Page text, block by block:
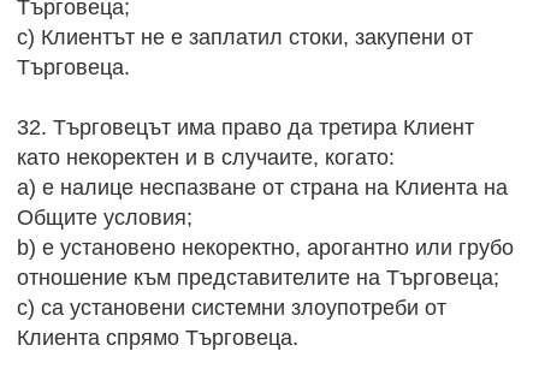
Търговеца;
c) Клиентът не е заплатил стоки, закупени от
Търговеца.
32. Търговецът има право да третира Клиент
като некоректен и в случаите, когато:
a) е налице неспазване от страна на Клиента на
Общите условия;
b) е установено некоректно, арогантно или грубо
отношение към представителите на Търговеца;
c) са установени системни злоупотреби от
Клиента спрямо Търговеца.